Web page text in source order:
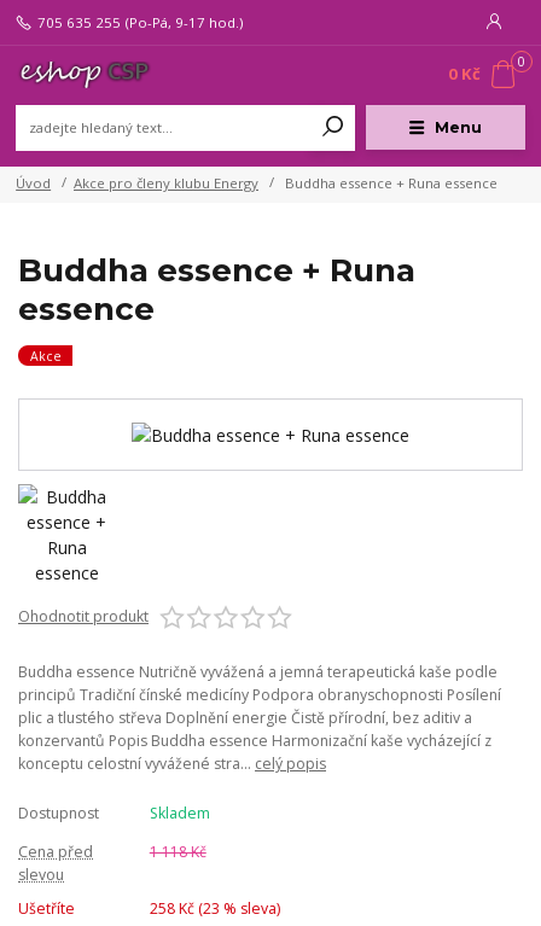
Menu
705 635 255 (Po-Pá, 9-17 hod.)
0
0 Kč
Úvod Akce pro členy klubu Energy Buddha essence + Runa essence
Buddha essence + Runa
essence
Akce
Ohodnotit produkt
Buddha essence Nutričně vyvážená a jemná terapeutická kaše podle
principů Tradiční čínské medicíny Podpora obranyschopnosti Posílení
plic a tlustého střeva Doplnění energie Čistě přírodní, bez aditiv a
konzervantů Popis Buddha essence Harmonizační kaše vycházející z
konceptu celostní vyvážené stra... celý popis
Dostupnost
Skladem
Cena před
slevou
1 118 Kč
Ušetříte 258 Kč (23 % sleva)